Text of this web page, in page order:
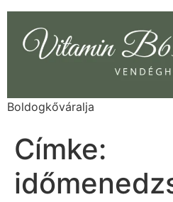
Boldogkőváralja
Címke: